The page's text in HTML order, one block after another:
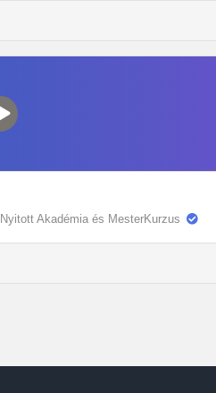
Nyitott Akadémia és MesterKurzus